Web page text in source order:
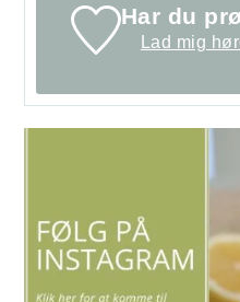
Har du
Lad mig